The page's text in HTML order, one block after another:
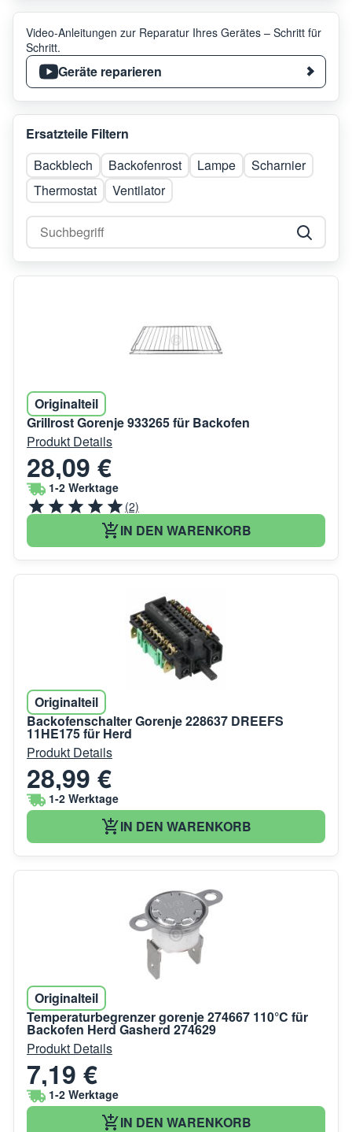
Video-Anleitungen zur Reparatur Ihres Gerätes – Schritt für
Schritt.
Geräte reparieren
Ersatzteile Filtern
Backblech
Backofenrost Lampe
Scharnier
Thermostat
Ventilator
Originalteil
Grillrost Gorenje 933265 für Backofen
Produkt Details
28,09 €
1-2 Werktage
(2)
IN DEN WARENKORB
Originalteil
Backofenschalter Gorenje 228637 DREEFS
11HE175 für Herd
Produkt Details
28,99 €
1-2 Werktage
IN DEN WARENKORB
Originalteil
Temperaturbegrenzer gorenje 274667 110°C für
Backofen Herd Gasherd 274629
Produkt Details
7,19 €
1-2 Werktage
IN DEN WARENKORB